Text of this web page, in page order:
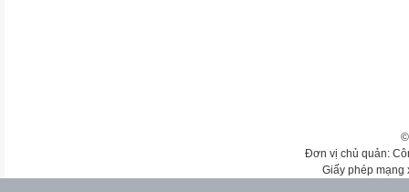
Đơn vị chủ quản:
Giấy phép mạng